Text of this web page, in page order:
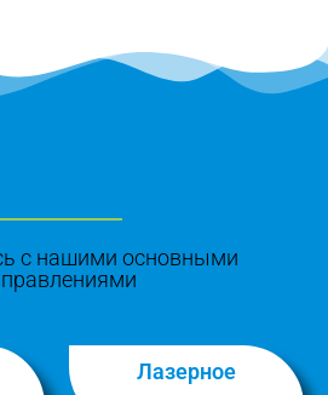
с нашими основными
Лазерное